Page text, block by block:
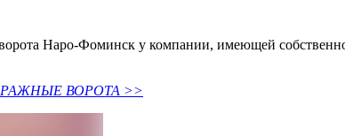
Наро-Фоминск у компании, имеющей
ВОРОТА >>